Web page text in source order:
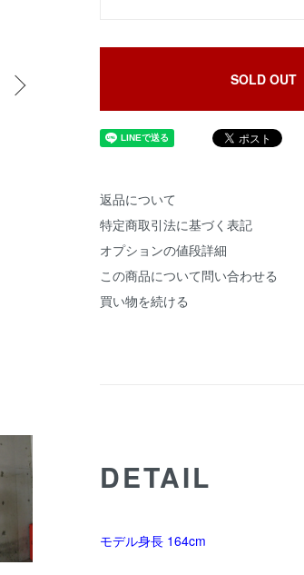
SOLD OUT
返品について
特定商取引法に基づく表記
オプションの値段詳細
この商品について問い合わせる
買い物を続ける
DETAIL
モデル身長 164cm